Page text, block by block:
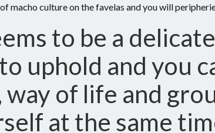
macho culture on the favelas and you will
to be a
uphold and you
of life and
at the same